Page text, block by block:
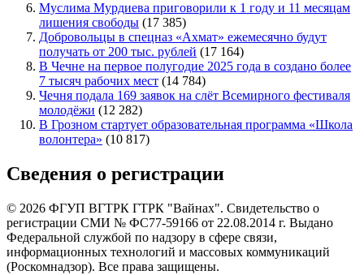
Муслима Мурдиева приговорили к 1 году и 11 месяцам
лишения свободы (17 385)
Добровольцы в спецназ «Ахмат» ежемесячно будут
получать от 200 тыс. рублей (17 164)
В Чечне на первое полугодие 2025 года в создано более
7 тысяч рабочих мест (14 784)
Чечня подала 169 заявок на слёт Всемирного фестиваля
молодёжи (12 282)
В Грозном стартует образовательная программа «Школа
волонтера» (10 817)
Сведения о регистрации
© 2026 ФГУП ВГТРК ГТРК "Вайнах". Свидетельство о
регистрации СМИ № ФС77-59166 от 22.08.2014 г. Выдано
Федеральной службой по надзору в сфере связи,
информационных технологий и массовых коммуникаций
(Роскомнадзор). Все права защищены.